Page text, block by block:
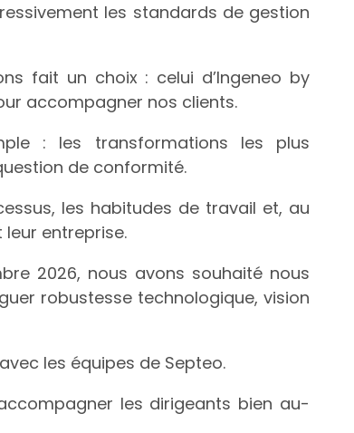
les standards de gestion
fait un choix : celui d’Ingeneo by
accompagner nos clients.
: les transformations les plus
de conformité.
les habitudes de travail et, au
entreprise.
2026, nous avons souhaité nous
robustesse technologique, vision
les équipes de Septeo.
les dirigeants bien au-